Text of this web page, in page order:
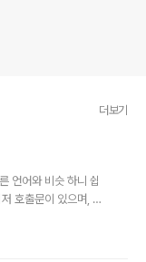
더보기
언어와 비슷 하니 쉽
호출문이 있으며, 특
는 문을 뜻한다. 방